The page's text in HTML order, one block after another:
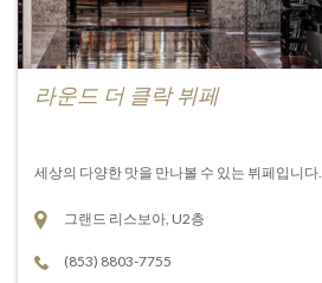
라운드 더 클락 뷔페
세상의 다양한 맛을 만나볼 수 있는 뷔페입니다.
그랜드 리스보아, U2층
(853) 8803-7755